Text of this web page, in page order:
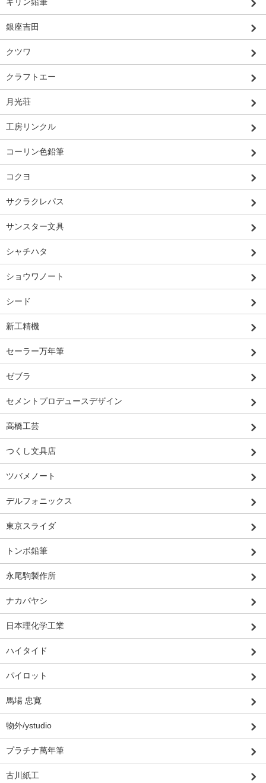
銀座吉田
クツワ
クラフトエー
月光荘
工房リンクル
コーリン色鉛筆
コクヨ
サクラクレパス
サンスター文具
シャチハタ
ショウワノート
シード
新工精機
セーラー万年筆
ゼブラ
セメントプロデュースデザイン
高橋工芸
つくし文具店
ツバメノート
デルフォニックス
東京スライダ
トンボ鉛筆
永尾駒製作所
ナカバヤシ
日本理化学工業
ハイタイド
パイロット
馬場 忠寛
物外/ystudio
プラチナ萬年筆
古川紙工